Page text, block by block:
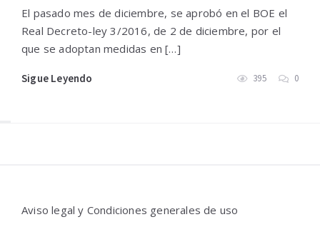
El pasado mes de diciembre, se aprobó en el BOE el
Real Decreto-ley 3/2016, de 2 de diciembre, por el
que se adoptan medidas en […]
Sigue Leyendo 395 0
Aviso legal y Condiciones generales de uso